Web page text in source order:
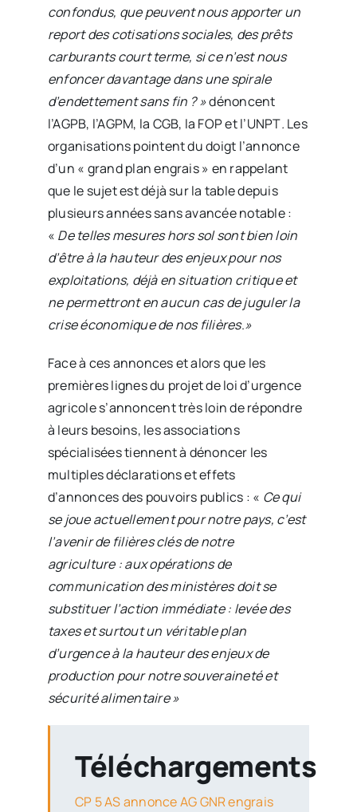
confondus, que peuvent nous apporter un
report des cotisations sociales, des prêts
carburants court terme, si ce n’est nous
enfoncer davantage dans une spirale
d’endettement sans fin ? »dénoncent
l’AGPB, l’AGPM, la CGB, la FOP et l’UNPT. Les
organisations pointent du doigt l’annonce
d’un « grand plan engrais » en rappelant
que le sujet est déjà sur la table depuis
plusieurs années sans avancée notable :
« De telles mesures hors sol sont bien loin
d’être à la hauteur des enjeux pour nos
exploitations, déjà en situation critique et
ne permettront en aucun cas de juguler la
crise économique de nos filières.»
Face à ces annonces et alors que les
premières lignes du projet de loi d’urgence
agricole s’annoncent très loin de répondre
à leurs besoins, les associations
spécialisées tiennent à dénoncer les
multiples déclarations et effets
d’annonces des pouvoirs publics : « Ce qui
se joue actuellement pour notre pays, c’est
l’avenir de filières clés de notre
agriculture : aux opérations de
communication des ministères doit se
substituer l’action immédiate : levée des
taxes et surtout un véritable plan
d’urgence à la hauteur des enjeux de
production pour notre souveraineté et
sécurité alimentaire »
Téléchargements
CP 5 AS annonce AG GNR engrais